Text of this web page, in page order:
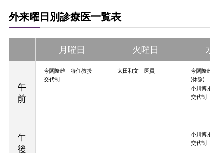
外来曜日別診療医一覧表
月曜日 火曜日 水
午
前
今関隆雄 特任教授
交代制
太田和文 医員
今関隆雄
(休診)
小川博永
交代制
午
後
小川博永
交代制